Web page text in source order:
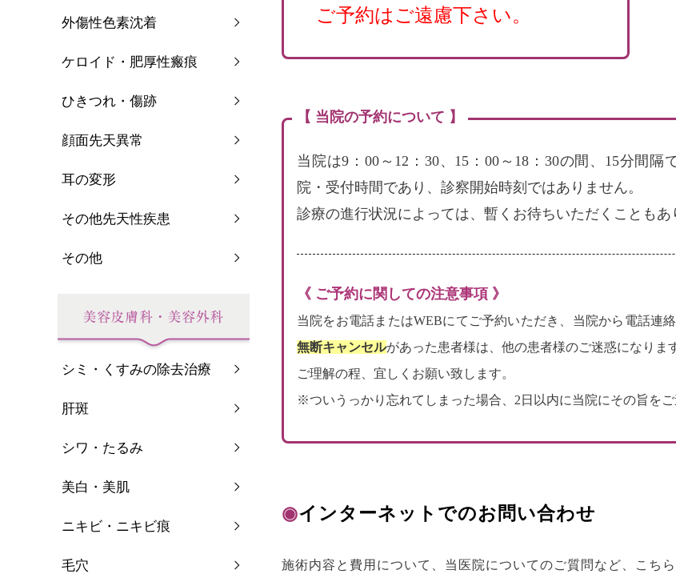
ご予約はご遠慮下さい。
【 当院の予約について 】
当院は9：00～12：30、15：00～18：30の間、15分間
院・受付時間であり、診察開始時刻ではありません。
診療の進行状況によっては、暫くお待ちいただくこともあ
《 ご予約に関しての注意事項 》
当院をお電話またはWEBにてご予約いただき、当院から電話連
無断キャンセルがあった患者様は、他の患者様のご迷惑になりま
ご理解の程、宜しくお願い致します。
※ついうっかり忘れてしまった場合、2日以内に当院にその旨を
◉インターネットでのお問い合わせ
施術内容と費用について、当医院についてのご質問など、こち
外傷性色素沈着
ケロイド・肥厚性瘢痕
ひきつれ・傷跡
顔面先天異常
耳の変形
その他先天性疾患
その他
シミ・くすみの除去治療
肝斑
シワ・たるみ
美白・美肌
ニキビ・ニキビ痕
毛穴